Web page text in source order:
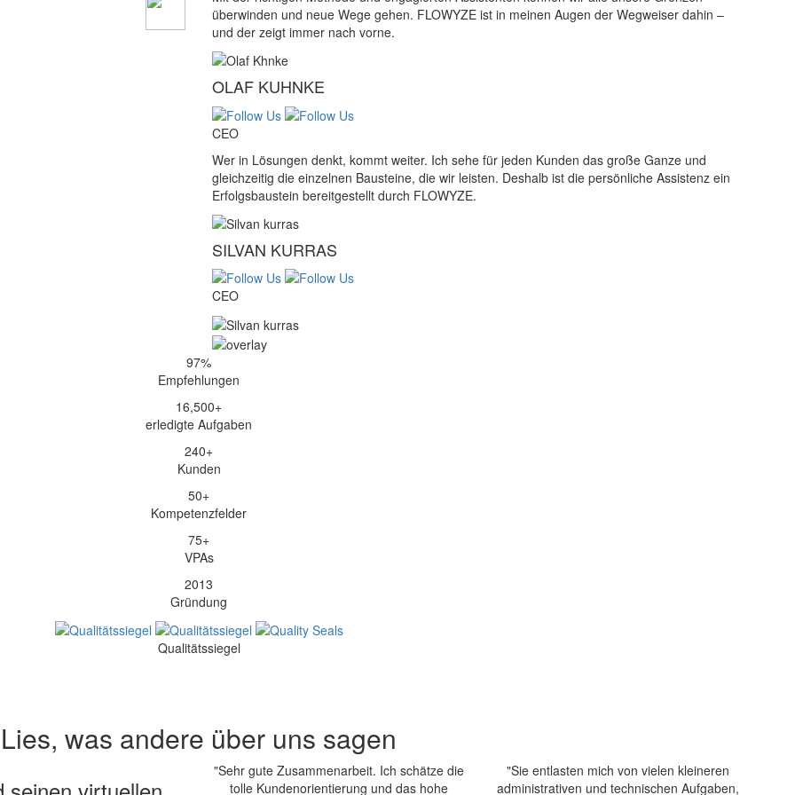
überwinden und neue Wege gehen. FLOWYZE ist in meinen Augen der Wegweiser dahin –
und der zeigt immer nach vorne.
OLAF KUHNKE
CEO
Wer in Lösungen denkt, kommt weiter. Ich sehe für jeden Kunden das große Ganze und
gleichzeitig die einzelnen Bausteine, die wir leisten. Deshalb ist die persönliche Assistenz ein
Erfolgsbaustein bereitgestellt durch FLOWYZE.
SILVAN KURRAS
CEO
97%
Empfehlungen
16,500+
erledigte Aufgaben
240+
Kunden
50+
Kompetenzfelder
75+
VPAs
2013
Gründung
Qualitätssiegel
Lies, was andere über uns sagen
"Sehr gute Zusammenarbeit. Ich schätze die
tolle Kundenorientierung und das hohe
"Sie entlasten mich von vielen kleineren
administrativen und technischen Aufgaben,